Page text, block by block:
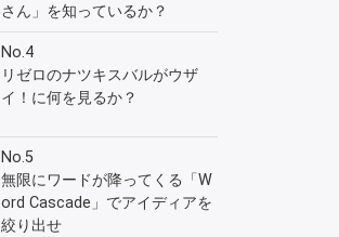
さん」を知っているか？
No.4
リゼロのナツキスバルがウザ
イ！に何を見るか？
No.5
無限にワードが降ってくる「W
ord Cascade」でアイディアを
絞り出せ